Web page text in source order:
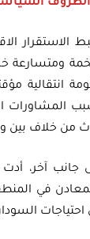
الاستقرار
ومتسارعة
انتقالية
المشاورات
من خلاف بين
جانب آخر،
في
احتياجات